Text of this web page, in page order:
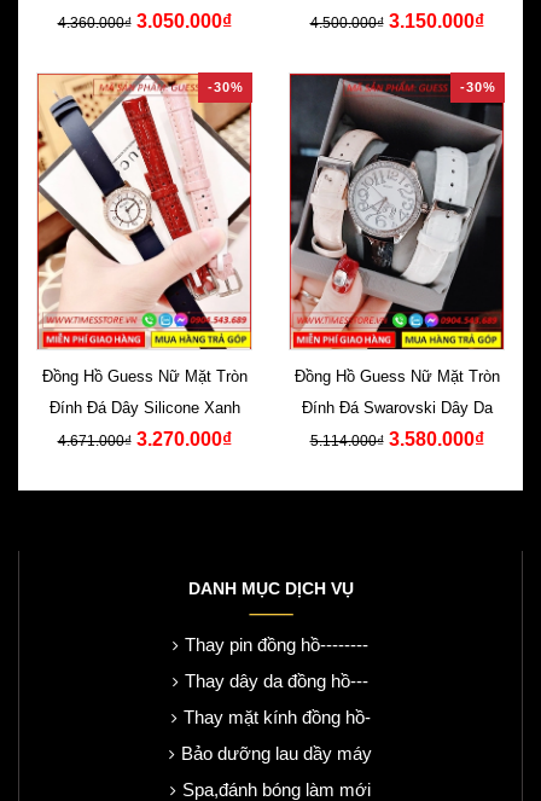
4.360.000₫ 3.050.000₫ 4.500.000₫ 3.150.000₫
-30%
Đồng Hồ Guess Nữ Mặt Tròn
Đính Đá Dây Silicone Xanh
4.671.000₫ 3.270.000₫
-30%
Đồng Hồ Guess Nữ Mặt Tròn
Đính Đá Swarovski Dây Da
5.114.000₫ 3.580.000₫
DANH MỤC DỊCH VỤ
Thay pin đồng hồ--------
Thay dây da đồng hồ---
Thay mặt kính đồng hồ-
Bảo dưỡng lau dầy máy
Spa,đánh bóng làm mới